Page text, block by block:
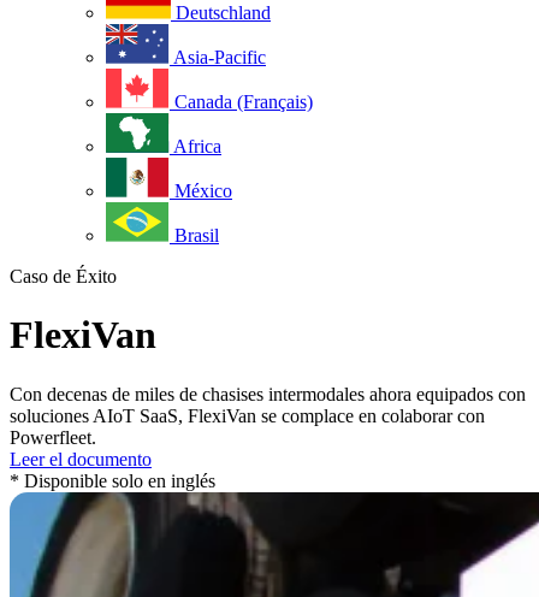
Deutschland
Asia-Pacific
Canada (Français)
Africa
México
Brasil
Caso de Éxito
FlexiVan
Con decenas de miles de chasises intermodales ahora equipados con
soluciones AIoT SaaS, FlexiVan se complace en colaborar con
Powerfleet.
Leer el documento
* Disponible solo en inglés